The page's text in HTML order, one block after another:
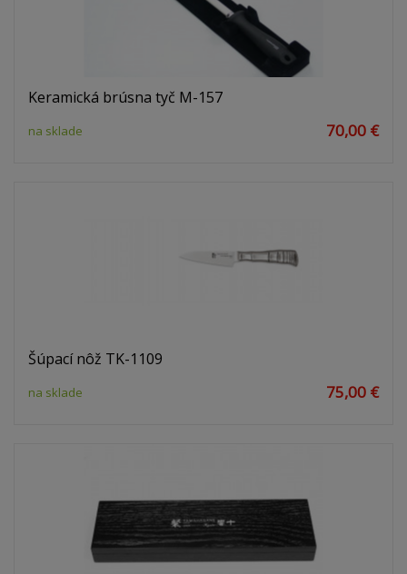
Keramická brúsna tyč M-157
na sklade 70,00 €
Šúpací nôž TK-1109
na sklade 75,00 €